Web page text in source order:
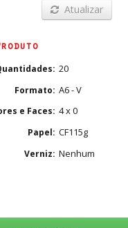
Atualizar
20
Formato: A6 - V
e Faces: 4 x 0
Papel: CF115g
Verniz: Nenhum